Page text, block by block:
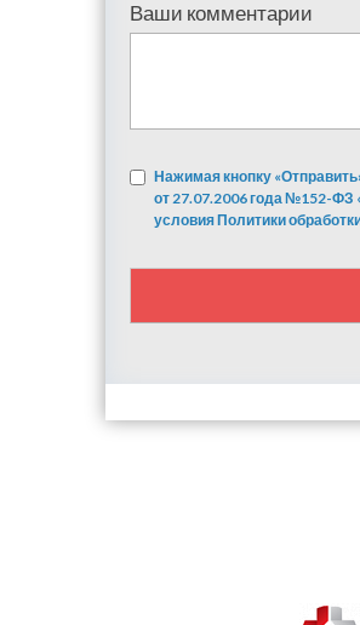
Ваши комментарии
Нажимая кнопку
от 27.07.2006 года №152-ФЗ
условия Политики